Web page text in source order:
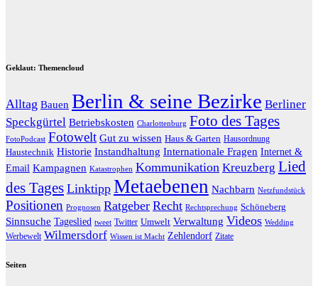
Geklaut: Themencloud
Alltag Bauen Berlin & seine Bezirke Berliner
Speckgürtel Betriebskosten Charlottenburg Foto des Tages
FotoPodcast Fotowelt Gut zu wissen Haus & Garten Hausordnung
Haustechnik Historie Instandhaltung Internationale Fragen Internet &
Email Kampagnen Katastrophen Kommunikation Kreuzberg Lied
des Tages Linktipp Metaebenen Nachbarn Netzfundstück
Positionen Prognosen Ratgeber Recht Rechtsprechung Schöneberg
Sinnsuche Tageslied tweet Twitter Umwelt Verwaltung Videos Wedding
Werbewelt Wilmersdorf Wissen ist Macht Zehlendorf Zitate
Seiten